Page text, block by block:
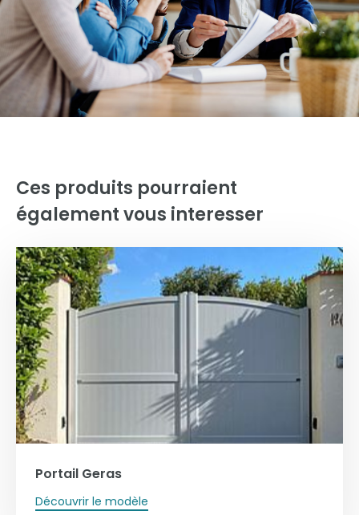
Ces produits pourraient
également vous interesser
Portail Geras
Découvrir le modèle